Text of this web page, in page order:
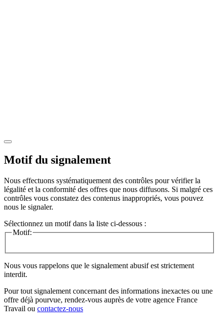
Motif du signalement
Nous effectuons systématiquement des contrôles pour vérifier la
légalité et la conformité des offres que nous diffusons. Si malgré ces
contrôles vous constatez des contenus inappropriés, vous pouvez
nous le signaler.
Sélectionnez un motif dans la liste ci-dessous :
Motif:
Nous vous rappelons que le signalement abusif est strictement
interdit.
Pour tout signalement concernant des informations inexactes ou une
offre déjà pourvue, rendez-vous auprès de votre agence France
Travail ou contactez-nous